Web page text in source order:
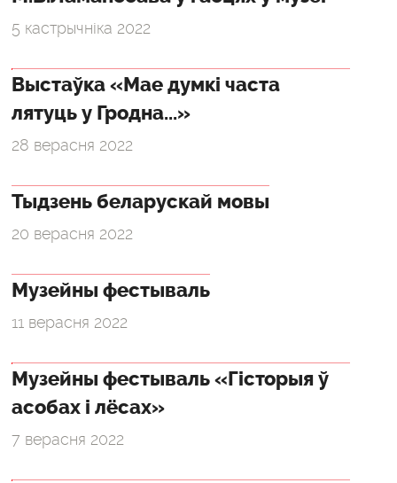
5 кастрычніка 2022
Выстаўка «Мае думкі часта
лятуць у Гродна...»
28 верасня 2022
Тыдзень беларускай мовы
20 верасня 2022
Музейны фестываль
11 верасня 2022
Музейны фестываль «Гісторыя ў
асобах і лёсах»
7 верасня 2022